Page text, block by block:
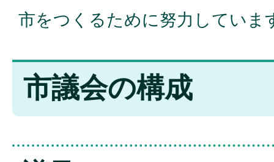
市をつくるために努力していま
市議会の構成